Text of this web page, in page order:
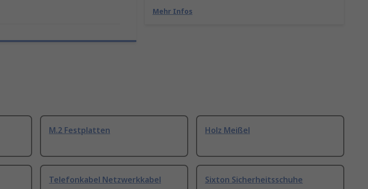
Mehr Infos
M.2 Festplatten Holz Meißel
Telefonkabel Netzwerkkabel Sixton Sicherheitsschuhe